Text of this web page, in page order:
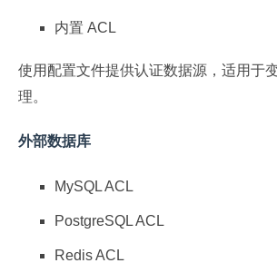
内置 ACL
使用配置文件提供认证数据源，适用于
理。
外部数据库
MySQL ACL
PostgreSQL ACL
Redis ACL